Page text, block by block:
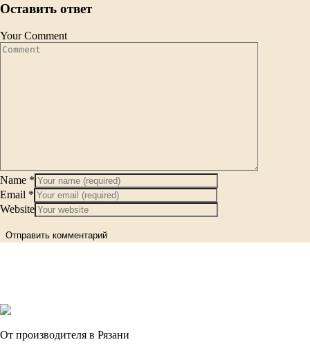
Оставить ответ
Your Comment
Name *
Email *
Website
От производителя в Рязани